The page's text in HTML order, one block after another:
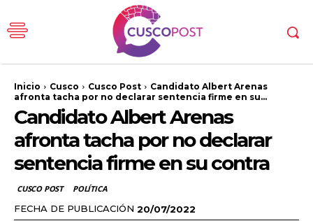
Inicio Cusco Cusco Post
Candidato Albert Arenas
afronta tacha por no declarar sentencia firme en su...
Candidato Albert Arenas
afronta tacha por no declarar
sentencia firme en su contra
CUSCO POST POLÍTICA
FECHA DE PUBLICACIÓN 20/07/2022